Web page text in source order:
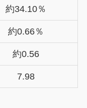
約34.10％
約0.66％
約0.56
7.98